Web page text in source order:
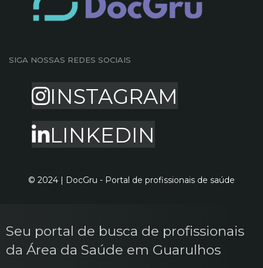
SIGA NOSSAS REDES SOCIAIS
INSTAGRAM
LINKEDIN
© 2024 | DocGru - Portal de profissionais de saúde
Seu portal de busca de profissionais
da Área da Saúde em Guarulhos